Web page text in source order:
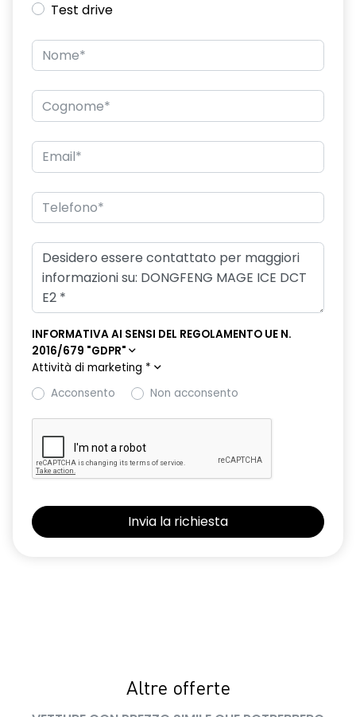
Test drive
INFORMATIVA AI SENSI DEL REGOLAMENTO UE N.
2016/679 "GDPR"
Attività di marketing *
Acconsento
Non acconsento
Altre offerte